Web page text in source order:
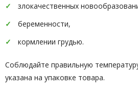
злокачественных
беременности,
кормлении грудью.
Соблюдайте правильную
указана на упаковке товара.